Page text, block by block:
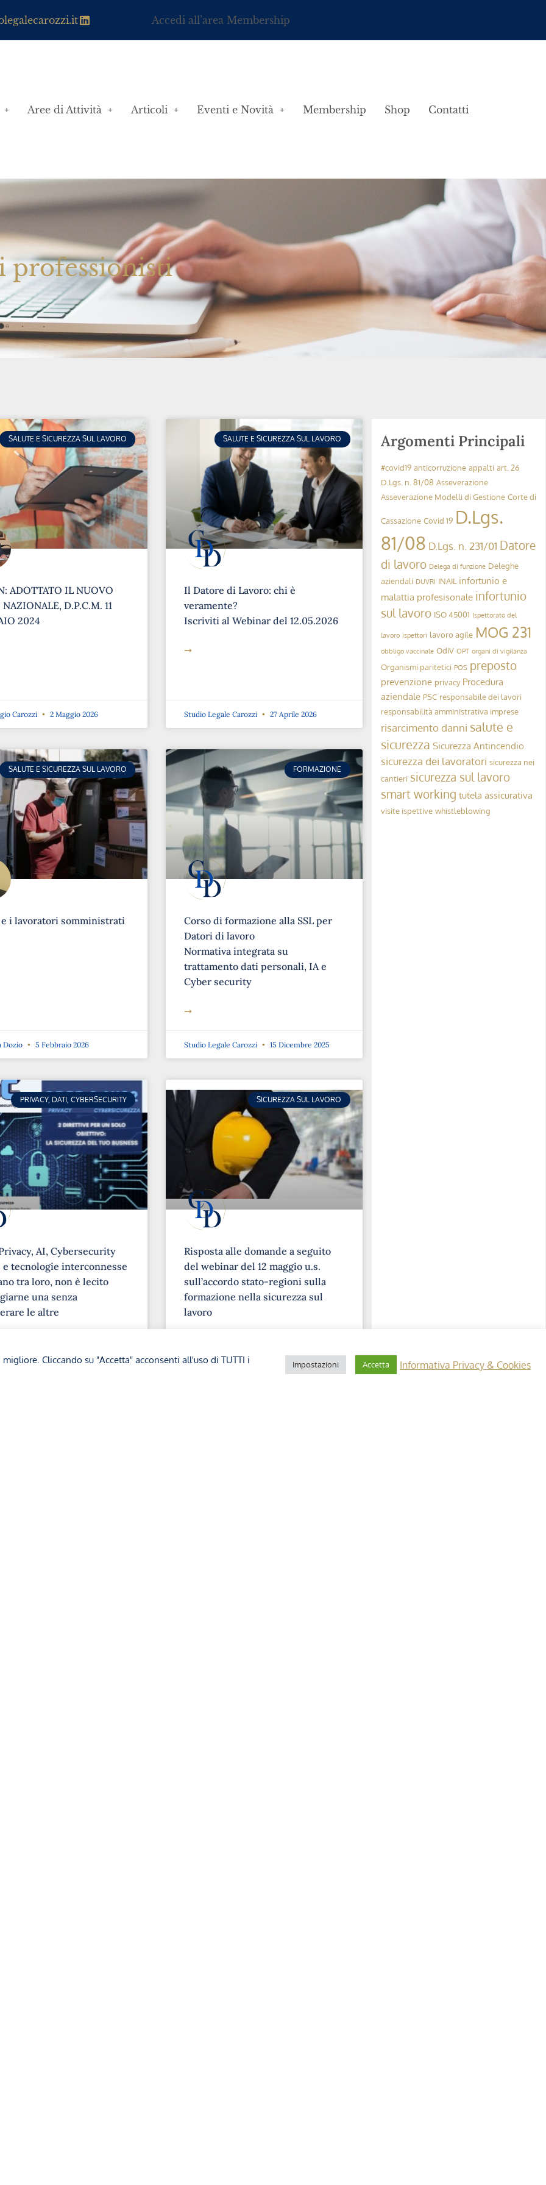
Accedi all’area Membership
Aree di Attività Articoli Eventi e Novità Membership Shop Contatti
professionisti
SALUTE E SICUREZZA SUL LAVORO
ADOTTATO IL NUOVO
D.P.C.M. 11
2024
Carozzi 2 Maggio 2026
SALUTE E SICUREZZA SUL LAVORO
Il Datore di Lavoro: chi è
veramente?
Iscriviti al Webinar del 12.05.2026
➞
Studio Legale Carozzi 27 Aprile 2026
SALUTE E SICUREZZA SUL LAVORO
e i lavoratori somministrati
Dozio 5 Febbraio 2026
FORMAZIONE
Corso di formazione alla SSL per
Datori di lavoro
Normativa integrata su
trattamento dati personali, IA e
Cyber security
➞
Studio Legale Carozzi 15 Dicembre 2025
PRIVACY, DATI, CYBERSECURITY
AI, Cybersecurity
e tecnologie interconnesse
tra loro, non è lecito
una senza
le altre
SICUREZZA SUL LAVORO
Risposta alle domande a seguito
del webinar del 12 maggio u.s.
sull’accordo stato-regioni sulla
formazione nella sicurezza sul
lavoro
22 Maggio 2025
Argomenti Principali
#covid19 anticorruzione appalti art. 26
D.Lgs. n. 81/08 Asseverazione
Asseverazione Modelli di Gestione Corte di
Cassazione Covid 19 D.Lgs.
81/08 D.Lgs. n. 231/01 Datore
di lavoro Delega di funzione Deleghe
aziendali DUVRI INAIL infortunio e
malattia profesisonale infortunio
sul lavoro ISO 45001 Ispettorato del
lavoro ispettori lavoro agile MOG 231
obbligo vaccinale OdiV OPT organi di vigilanza
Organismi paritetici POS preposto
prevenzione privacy Procedura
aziendale PSC responsabile dei lavori
responsabilità amministrativa imprese
risarcimento danni salute e
sicurezza Sicurezza Antincendio
sicurezza dei lavoratori sicurezza nei
cantieri sicurezza sul lavoro
smart working tutela assicurativa
visite ispettive whistleblowing
Cliccando su "Accetta" acconsenti all'uso di TUTTI i
Impostazioni Accetta Informativa Privacy & Cookies